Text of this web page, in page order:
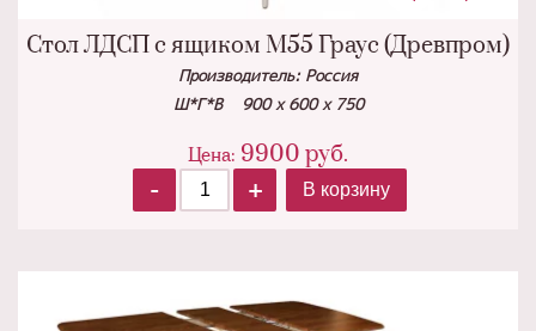
Стол ЛДСП с ящиком М55 Граус (Древпром)
Производитель: Россия
Ш*Г*В 900 х600 х 750
Цена: 9900 руб.
-
+ В корзину